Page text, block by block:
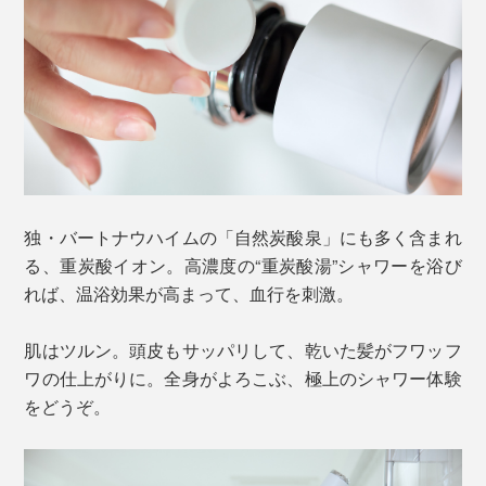
独・バートナウハイムの「自然炭酸泉」にも多く含まれ
る、重炭酸イオン。高濃度の“重炭酸湯”シャワーを浴び
れば、温浴効果が高まって、血行を刺激。
肌はツルン。頭皮もサッパリして、乾いた髪がフワッフ
ワの仕上がりに。全身がよろこぶ、極上のシャワー体験
をどうぞ。